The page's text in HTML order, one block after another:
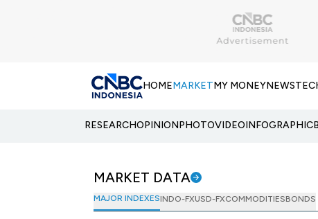
HOMEMARKETMY MONEYNEWS
RESEARCHOPINIONPHOTOVIDEOINFOGRAPHIC
MARKET DATA
MAJOR INDEXESINDO-FXUSD-FXCOMMODITIESBONDS